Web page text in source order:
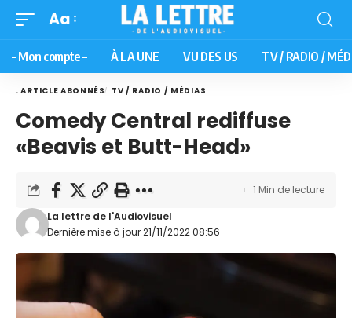
Aa
– Mon compte – À LA UNE VU DES US TV / RADIO /
. ARTICLE ABONNÉS TV / RADIO / MÉDIAS
Comedy Central rediffuse
«Beavis et Butt-Head»
Dernière mise à jour 21/11/2022 08:56
La lettre de l'Audiovisuel
1 Min de lecture